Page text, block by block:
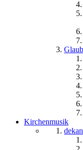
Kirchenmusik